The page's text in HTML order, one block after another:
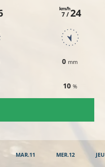
7 /
km/h24
0 mm
10 %
MAR.11 MER.12